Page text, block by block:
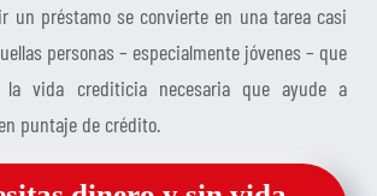
un préstamo se convierte en una tarea casi
personas – especialmente jóvenes – que
vida crediticia necesaria que ayude a
puntaje de crédito.